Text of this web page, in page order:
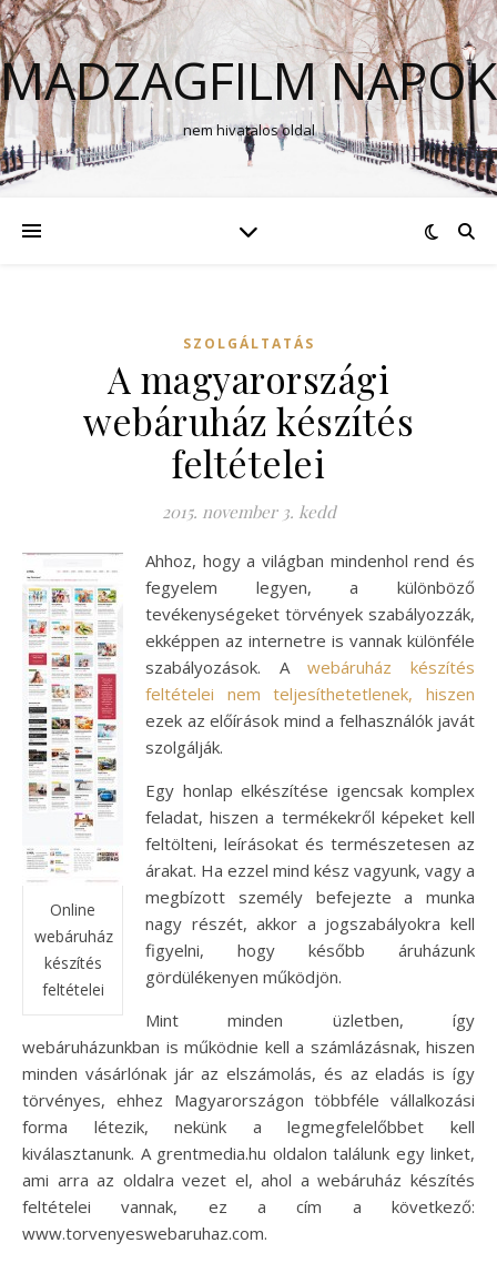
MADZAGFILM NAPOK
nem hivatalos oldal
SZOLGÁLTATÁS
A magyarországi
webáruház készítés
feltételei
2015. november 3. kedd
Online
webáruház
készítés
feltételei
Ahhoz, hogy a világban mindenhol rend és
fegyelem legyen, a különböző
tevékenységeket törvények szabályozzák,
ekképpen az internetre is vannak különféle
szabályozások. Awebáruház készítés
feltételei nem teljesíthetetlenek, hiszen
ezek az előírások mind a felhasználók javát
szolgálják.
Egy honlap elkészítése igencsak komplex
feladat, hiszen a termékekről képeket kell
feltölteni, leírásokat és természetesen az
árakat. Ha ezzel mind kész vagyunk, vagy a
megbízott személy befejezte a munka
nagy részét, akkor a jogszabályokra kell
figyelni, hogy később áruházunk
gördülékenyen működjön.
Mint minden üzletben, így
webáruházunkban is működnie kell a számlázásnak, hiszen
minden vásárlónak jár az elszámolás, és az eladás is így
törvényes, ehhez Magyarországon többféle vállalkozási
forma létezik, nekünk a legmegfelelőbbet kell
kiválasztanunk. A grentmedia.hu oldalon találunk egy linket,
ami arra az oldalra vezet el, ahol a webáruház készítés
feltételei vannak, ez a cím a következő:
www.torvenyeswebaruhaz.com.